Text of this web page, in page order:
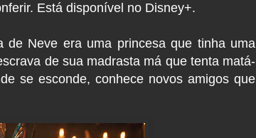
Está disponível no Disney+.
de Neve era uma princesa que tinha uma
de sua madrasta má que tenta matá-
se esconde, conhece novos amigos que